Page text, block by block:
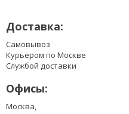
Доставка:
Самовывоз
Курьером по Москве
Службой доставки
Офисы:
Москва,